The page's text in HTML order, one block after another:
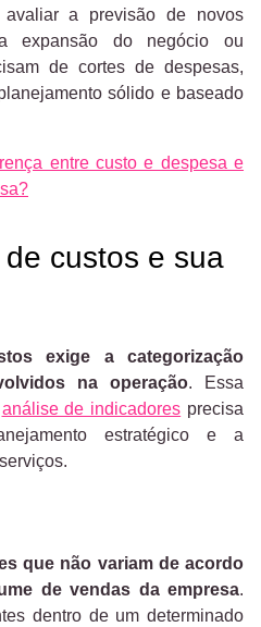
a previsão de novos
expansão do negócio ou
de cortes de despesas,
sólido e baseado
entre custo e despesa e
custos e sua
exige a categorização
na operação. Essa
análise de indicadores precisa
estratégico e a
que não variam de acordo
de vendas da empresa.
dentro de um determinado